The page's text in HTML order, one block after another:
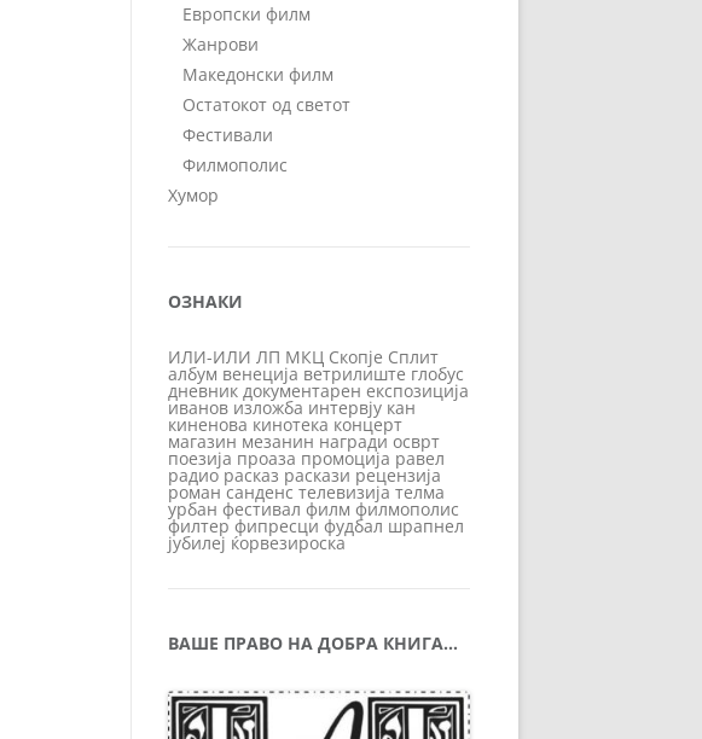
Европски филм
Жанрови
Македонски филм
Остатокот од светот
Фестивали
Филмополис
Хумор
ОЗНАКИ
ИЛИ-ИЛИ ЛП МКЦ Скопје Сплит
албум венеција ветрилиште глобус
дневник документарен експозиција
иванов изложба интервју кан
киненова кинотека концерт
магазин мезанин награди осврт
поезија проаза промоција равел
радио расказ раскази рецензија
роман санденс телевизија телма
урбан фестивал филм филмополис
филтер фипресци фудбал шрапнел
јубилеј ќорвезироска
ВАШЕ ПРАВО НА ДОБРА КНИГА…